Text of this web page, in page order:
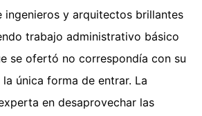
ingenieros y arquitectos brillantes
trabajo administrativo básico
se ofertó no correspondía con su
única forma de entrar. La
en desaprovechar las